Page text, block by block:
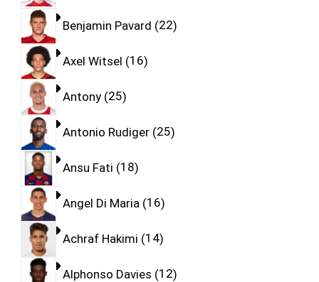
Benjamin Pavard 22
Axel Witsel 16
Antony 25
Antonio Rudiger 25
Ansu Fati 18
Angel Di Maria 16
Achraf Hakimi 14
Alphonso Davies 12